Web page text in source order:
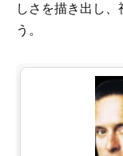
しさを描き出し
う。